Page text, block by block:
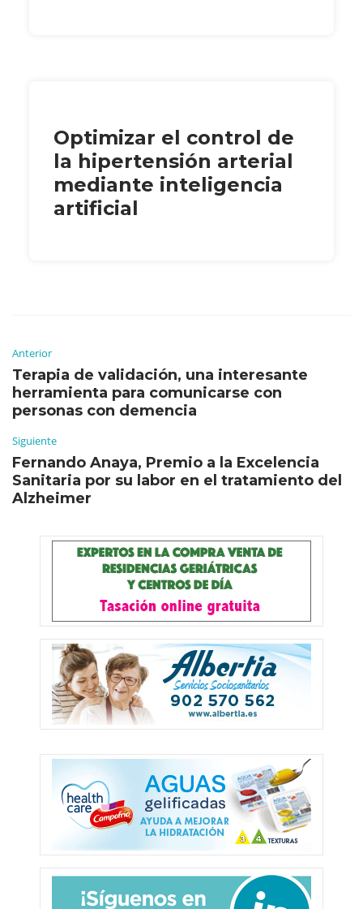
Optimizar el control de
la hipertensión arterial
mediante inteligencia
artificial
Anterior
Terapia de validación, una interesante
herramienta para comunicarse con
personas con demencia
Siguiente
Fernando Anaya, Premio a la Excelencia
Sanitaria por su labor en el tratamiento del
Alzheimer